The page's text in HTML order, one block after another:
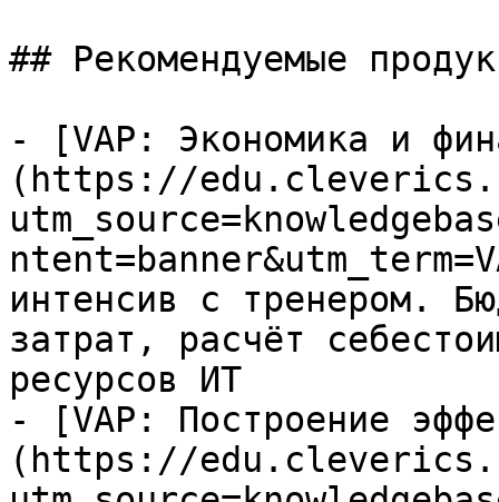
## Рекомендуемые
- [VAP: Экономика и
(https://
интенсив с тренером.
затрат, расчёт
ресурсов ИТ
- [VAP: Построение
(https://